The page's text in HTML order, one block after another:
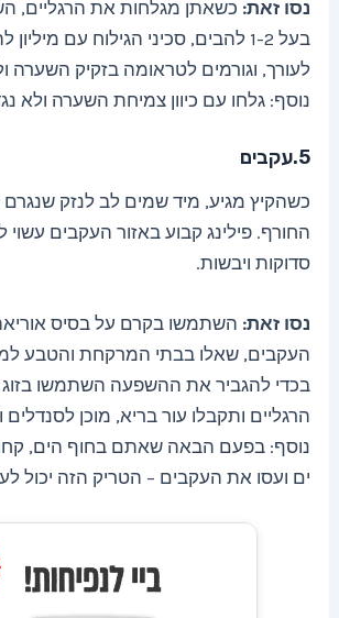
נסו זאת: כשאתן מגלחות את הרגליים,
בעל 1-2 להבים, סכיני הגילוח עם
לעורך, וגורמים לטראומה בזקיק השערה
נוסף: גלחו עם כיוון צמיחת השערה ולא
5.עקבים
כשהקיץ מגיע, מיד שמים לב לנזק
החורף. פילינג קבוע באזור העקבים עשוי
סדוקות ויבשות.
נסו זאת: השתמשו בקרם על בסיס
העקבים, שאלו בבתי המרקחת והטבע
בכדי להגביר את ההשפעה השתמשו בזוג
הרגליים ותקבלו עור בריא, מוכן לסנדלים
נוסף: בפעם הבאה שאתם בחוף הים,
ים ועסו את העקבים – הטריק הזה יכול